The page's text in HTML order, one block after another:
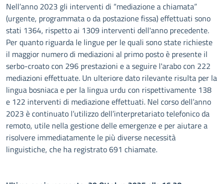
Nell’anno 2023 gli interventi di “mediazione a chiamata”
(urgente, programmata o da postazione fissa) effettuati sono
stati 1364, rispetto ai 1309 interventi dell'anno precedente.
Per quanto riguarda le lingue per le quali sono state richieste
il maggior numero di mediazioni al primo posto è presente il
serbo-croato con 296 prestazioni e a seguire l'arabo con 222
mediazioni effettuate. Un ulteriore dato rilevante risulta per la
lingua bosniaca e per la lingua urdu con rispettivamente 138
e 122 interventi di mediazione effettuati. Nel corso dell’anno
2023 è continuato l’utilizzo dell’interpretariato telefonico da
remoto, utile nella gestione delle emergenze e per aiutare a
risolvere immediatamente le più diverse necessità
linguistiche, che ha registrato 691 chiamate.